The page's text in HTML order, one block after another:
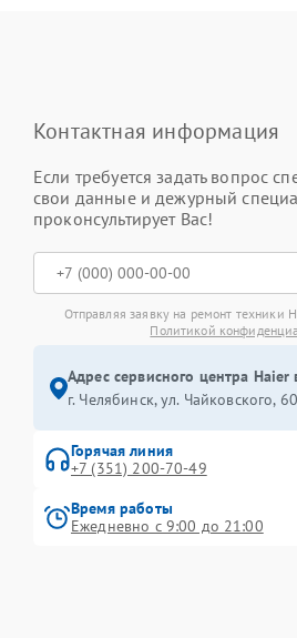
Контактная информация
Если требуется задать вопрос
свои данные и дежурный
проконсультирует Вас!
Отправляя заявку на ремонт техники
Политикой
Адрес сервисного центра Haier
г. Челябинск, ул. Чайковского, 60
Горячая линия
+7 (351) 200-70-49
Время работы
Ежедневно с 9:00 до 21:00